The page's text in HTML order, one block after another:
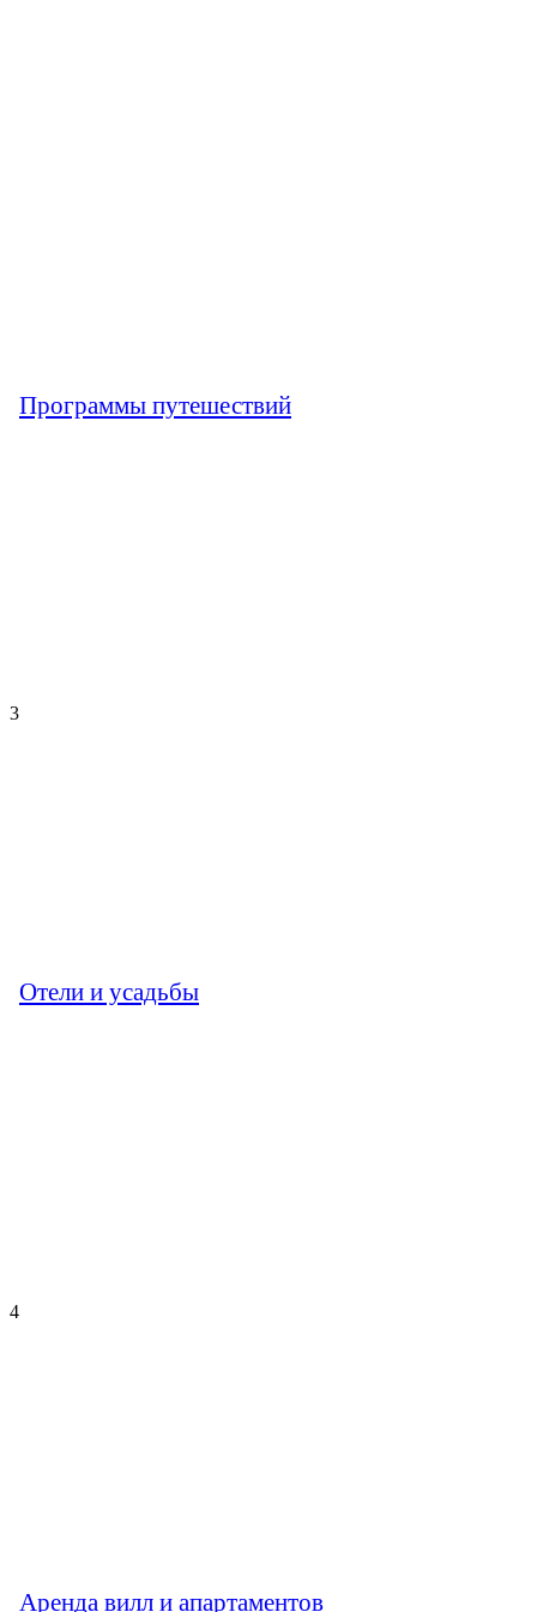
Программы путешествий
3
Отели и усадьбы
4
Аренда вилл и апартаментов